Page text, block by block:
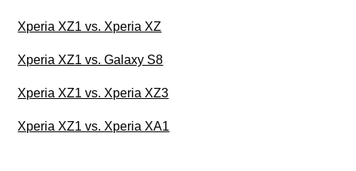
Xperia XZ1 vs. Xperia XZ
Xperia XZ1 vs. Galaxy S8
Xperia XZ1 vs. Xperia XZ3
Xperia XZ1 vs. Xperia XA1